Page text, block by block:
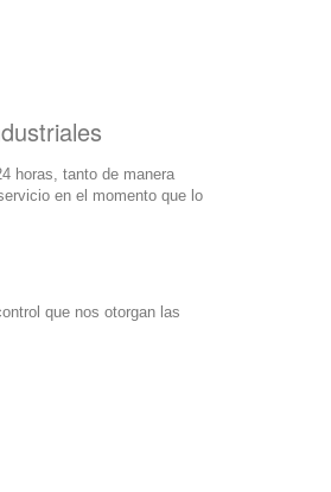
horas, tanto de manera
en el momento que lo
que nos otorgan las